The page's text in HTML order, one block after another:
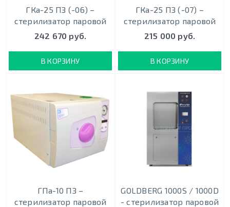
ГКа-25 ПЗ (-06) –
стерилизатор паровой
242 670 руб.
В КОРЗИНУ
ГКа-25 ПЗ (-07) –
стерилизатор паровой
215 000 руб.
В КОРЗИНУ
ГПа-10 ПЗ –
стерилизатор паровой
GOLDBERG 1000S / 1000D
- стерилизатор паровой